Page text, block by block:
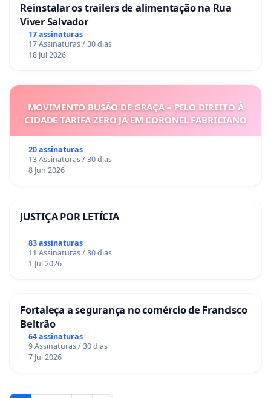
Reinstalar os trailers de alimentação na Rua
Viver Salvador
17 assinaturas
17 Assinaturas / 30 dias
18 Jul 2026
MOVIMENTO BUSÃO DE GRAÇA – PELO DIREITO À
CIDADE TARIFA ZERO JÁ EM CORONEL FABRICIANO
20 assinaturas
13 Assinaturas / 30 dias
8 Jun 2026
JUSTIÇA POR LETÍCIA
83 assinaturas
11 Assinaturas / 30 dias
1 Jul 2026
Fortaleça a segurança no comércio de Francisco
Beltrão
64 assinaturas
9 Assinaturas / 30 dias
7 Jul 2026